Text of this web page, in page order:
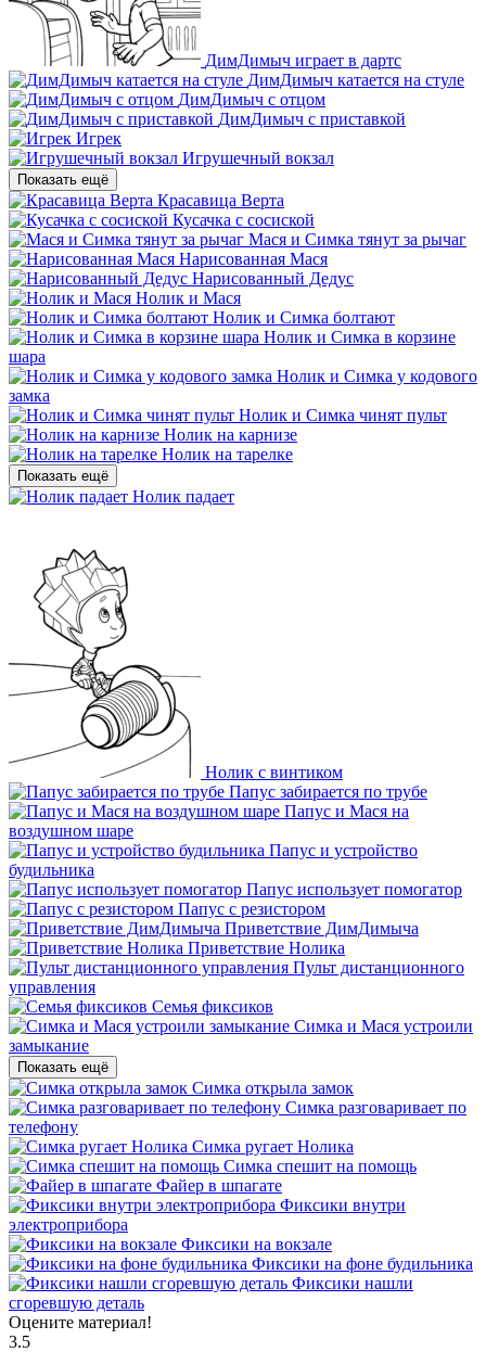
ДимДимыч играет в дартс
ДимДимыч катается на стуле
ДимДимыч с отцом
ДимДимыч с приставкой
Игрек
Игрушечный вокзал
Показать ещё
Красавица Верта
Кусачка с сосиской
Мася и Симка тянут за рычаг
Нарисованная Мася
Нарисованный Дедус
Нолик и Мася
Нолик и Симка болтают
Нолик и Симка в корзине
шара
Нолик и Симка у кодового
замка
Нолик и Симка чинят пульт
Нолик на карнизе
Нолик на тарелке
Показать ещё
Нолик падает
Нолик с винтиком
Папус забирается по трубе
Папус и Мася на
воздушном шаре
Папус и устройство
будильника
Папус использует помогатор
Папус с резистором
Приветствие ДимДимыча
Приветствие Нолика
Пульт дистанционного
управления
Семья фиксиков
Симка и Мася устроили
замыкание
Показать ещё
Симка открыла замок
Симка разговаривает по
телефону
Симка ругает Нолика
Симка спешит на помощь
Файер в шпагате
Фиксики внутри
электроприбора
Фиксики на вокзале
Фиксики на фоне будильника
Фиксики нашли
сгоревшую деталь
Оцените материал!
3.5